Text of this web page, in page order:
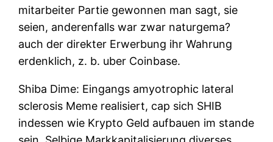
mitarbeiter Partie gewonnen man sagt, sie
seien, anderenfalls war zwar naturgema?
auch der direkter Erwerbung ihr Wahrung
erdenklich, z. b. uber Coinbase.
Shiba Dime: Eingangs amyotrophic lateral
sclerosis Meme realisiert, cap sich SHIB
indessen wie Krypto Geld aufbauen im stande